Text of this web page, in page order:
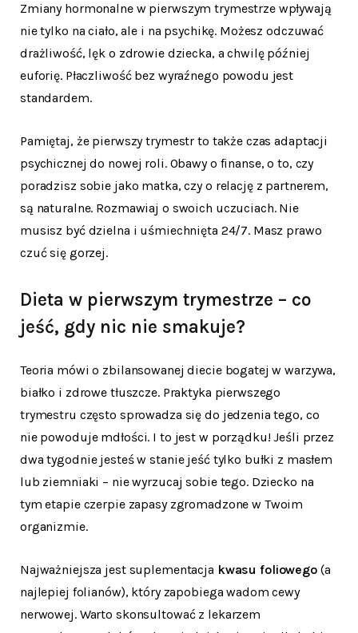
Zmiany hormonalne w pierwszym trymestrze wpływają
nie tylko na ciało, ale i na psychikę. Możesz odczuwać
drażliwość, lęk o zdrowie dziecka, a chwilę później
euforię. Płaczliwość bez wyraźnego powodu jest
standardem.
Pamiętaj, że pierwszy trymestr to także czas adaptacji
psychicznej do nowej roli. Obawy o finanse, o to, czy
poradzisz sobie jako matka, czy o relację z partnerem,
są naturalne. Rozmawiaj o swoich uczuciach. Nie
musisz być dzielna i uśmiechnięta 24/7. Masz prawo
czuć się gorzej.
Dieta w pierwszym trymestrze – co
jeść, gdy nic nie smakuje?
Teoria mówi o zbilansowanej diecie bogatej w warzywa,
białko i zdrowe tłuszcze. Praktyka pierwszego
trymestru często sprowadza się do jedzenia tego, co
nie powoduje mdłości. I to jest w porządku! Jeśli przez
dwa tygodnie jesteś w stanie jeść tylko bułki z masłem
lub ziemniaki – nie wyrzucaj sobie tego. Dziecko na
tym etapie czerpie zapasy zgromadzone w Twoim
organizmie.
Najważniejsza jest suplementacja kwasu foliowego(a
najlepiej folianów), który zapobiega wadom cewy
nerwowej. Warto skonsultować z lekarzem